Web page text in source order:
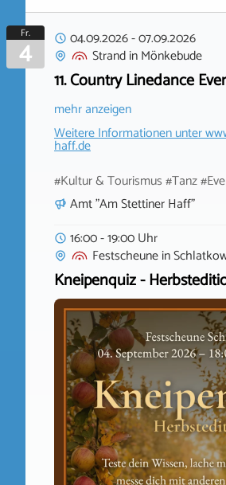
Fr.
4 04.09.2026-07.09.2026
StrandinMönkebude
11. Country Linedance
mehr anzeigen
Weitere Informationen unter
haff.de
#Kultur & Tourismus #Tanz
Amt "Am Stettiner Haff"
16:00 - 19:00 Uhr
Festscheunein
Kneipenquiz -